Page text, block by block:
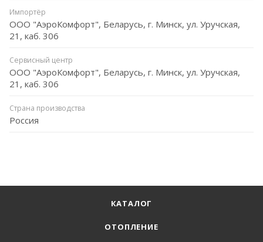
Импортёр
ООО "АэроКомфорт", Беларусь, г. Минск, ул. Уручская,
21, каб. 306
Сервисный центр
ООО "АэроКомфорт", Беларусь, г. Минск, ул. Уручская,
21, каб. 306
Страна производства
Россия
КАТАЛОГ
ОТОПЛЕНИЕ